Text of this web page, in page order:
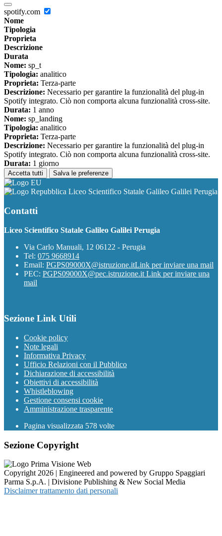
spotify.com
Nome
Tipologia
Proprieta
Descrizione
Durata
Nome: sp_t
Tipologia: analitico
Proprieta: Terza-parte
Descrizione: Necessario per garantire la funzionalità del plug-in
Spotify integrato. Ciò non comporta alcuna funzionalità cross-site.
Durata: 1 anno
Nome: sp_landing
Tipologia: analitico
Proprieta: Terza-parte
Descrizione: Necessario per garantire la funzionalità del plug-in
Spotify integrato. Ciò non comporta alcuna funzionalità cross-site.
Durata: 1 giorno
Accetta tutti Salva le preferenze
Liceo Scientifico Statale Galileo Galilei Perugia
Contatti
Liceo Scientifico Statale Galileo Galilei Perugia
Via Carlo Manuali, 12 06122 - Perugia
Tel: 075 9668914
Email: PGPS09000X@istruzione.itLink per inviare una mail
PEC: PGPS09000X@pec.istruzione.it Link per inviare una
mail
Sezione Link Utili
Cookie policy
Note legali
Informativa Privacy
Ufficio Relazioni con il Pubblico
Dichiarazione di accessibilità
Obiettivi di accessibilità
Whistleblowing
Gestione consensi cookie
Amministrazione trasparente
Pagina visualizzata 578 volte
Sezione Copyright
Copyright 2026 | Engineered and powered by Gruppo Spaggiari
Parma S.p.A. | Divisione Publishing & New Social Media
Disclaimer trattamento dati personali